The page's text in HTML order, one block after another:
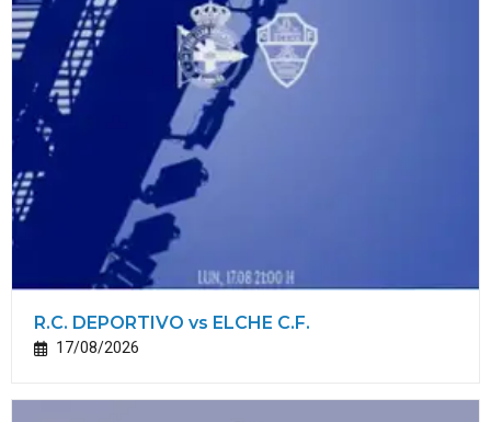
R.C. DEPORTIVO vs ELCHE C.F.
17/08/2026